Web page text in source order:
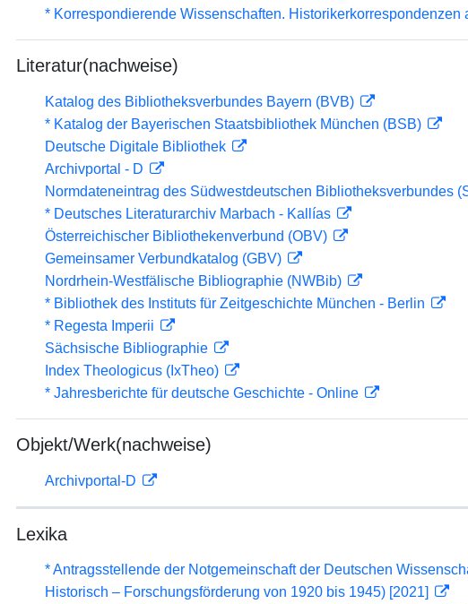
* Korrespondierende Wissenschaften. Historikerkorrespondenzen
Literatur(nachweise)
Katalog des Bibliotheksverbundes Bayern (BVB)
* Katalog der Bayerischen Staatsbibliothek München (BSB)
Deutsche Digitale Bibliothek
Archivportal - D
Normdateneintrag des Südwestdeutschen Bibliotheksverbundes
* Deutsches Literaturarchiv Marbach - Kallías
Österreichischer Bibliothekenverbund (OBV)
Gemeinsamer Verbundkatalog (GBV)
Nordrhein-Westfälische Bibliographie (NWBib)
* Bibliothek des Instituts für Zeitgeschichte München - Berlin
* Regesta Imperii
Sächsische Bibliographie
Index Theologicus (IxTheo)
* Jahresberichte für deutsche Geschichte - Online
Objekt/Werk(nachweise)
Archivportal-D
Lexika
* Antragsstellende der Notgemeinschaft der Deutschen
Historisch – Forschungsförderung von 1920 bis 1945) [2021]